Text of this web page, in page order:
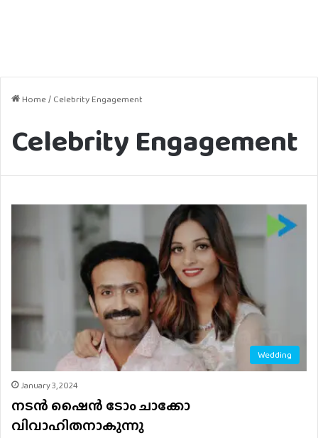
Home/ Celebrity Engagement
Celebrity Engagement
Wedding
January 3, 2024
നടൻ ഷൈന്‍ ടോം ചാക്കോ
വിവാഹിതനാകുന്നു